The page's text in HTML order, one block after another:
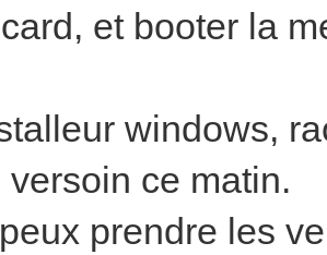
et booter la
windows,
ce matin.
prendre les